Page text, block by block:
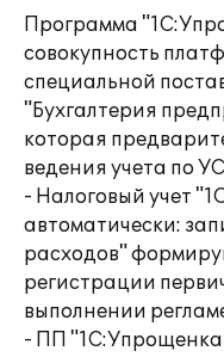
Программа
совокупность
специальной
"Бухгалтерия
которая
ведения учета по
- Налоговый учет
автоматически:
расходов"
регистрации
выполнении
- ПП "1С:Упрощенка